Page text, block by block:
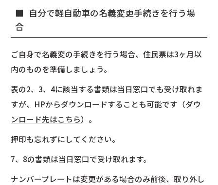
自分で軽自動車の名義変更手続きを行う場
合
ご自身で名義変の手続きを行う場合、住民票は3ヶ月以
内のものを準備しましょう。
表の2、3、4に該当する書類は当日窓口でも受け取れま
すが、HPからダウンロードすることも可能です（ダウ
ンロード先はこちら）。
押印も忘れずにしてください。
7、8の書類は当日窓口で受け取れます。
ナンバープレートは変更がある場合のみ前後、取り外し